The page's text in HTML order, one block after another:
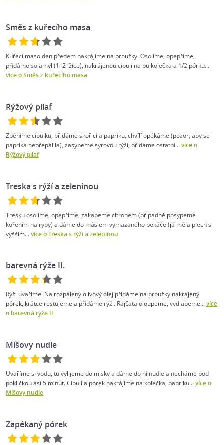
Směs z kuřecího masa
Kuřecí maso den předem nakrájíme na proužky. Osolíme, opepříme,
přidáme solamyl (1–2 lžíce), nakrájenou cibuli na půlkolečka a 1/2 pórku...
více o Směs z kuřecího masa
Rýžový pilaf
Zpěníme cibulku, přidáme skořici a papriku, chvílí opékáme (pozor, aby se
paprika nepřepálila), zasypeme syrovou rýží, přidáme ostatní...více o
Rýžový pilaf
Treska s rýží a zeleninou
Tresku osolíme, opepříme, zakapeme citronem (případně posypeme
kořením na ryby) a dáme do máslem vymazaného pekáče (já měla plech s
vyšším...více o Treska s rýží a zeleninou
barevná rýže II.
Rýži uvaříme. Na rozpálený olivový olej přidáme na proužky nakrájený
pórek, krátce restujeme a přidáme rýži. Rajčata oloupeme, vydlabeme...více
o barevná rýže II.
Míšovy nudle
Uvaříme si vodu, tu vylijeme do misky a dáme do ní nudle a necháme pod
pokličkou asi 5 minut. Cibuli a pórek nakrájíme na kolečka, papriku...více o
Míšovy nudle
Zapékaný pórek